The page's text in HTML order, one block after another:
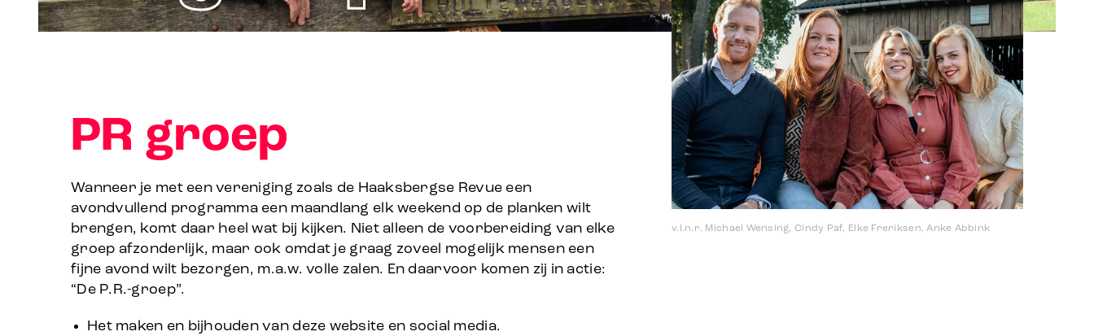
PR groep
Wanneer je met een vereniging zoals de Haaksbergse Revue een
avondvullend programma een maandlang elk weekend op de planken wilt
brengen, komt daar heel wat bij kijken. Niet alleen de voorbereiding van elke
groep afzonderlijk, maar ook omdat je graag zoveel mogelijk mensen een
fijne avond wilt bezorgen, m.a.w. volle zalen. En daarvoor komen zij in actie:
“De P.R.-groep”.
Het maken en bijhouden van deze website en social media.
v.l.n.r. Michael Wensing, Cindy Paf, Elke Freriksen, Anke Abbink